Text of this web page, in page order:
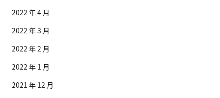
2022 年 4 月
2022 年 3 月
2022 年 2 月
2022 年 1 月
2021 年 12 月